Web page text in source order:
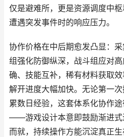
仅是避难所，更是资源调度中
遭遇突发事件时的响应压力。
协作价格在中后期愈发凸显：
组强化防御纵深，战斗组应对
确、技能互补，稀有材料获取
解开进度大幅加快。无论第一
累数日经验，这套体系化协作
——游戏设计本意即鼓励渐进式
而就，持续操作方能沉淀真正生